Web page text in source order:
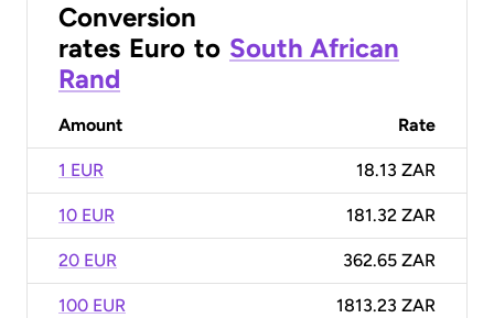
Conversion
rates Euro to South African
Rand
Amount Rate
1 EUR 18.13 ZAR
10 EUR 181.32 ZAR
20 EUR 362.65 ZAR
100 EUR 1813.23 ZAR